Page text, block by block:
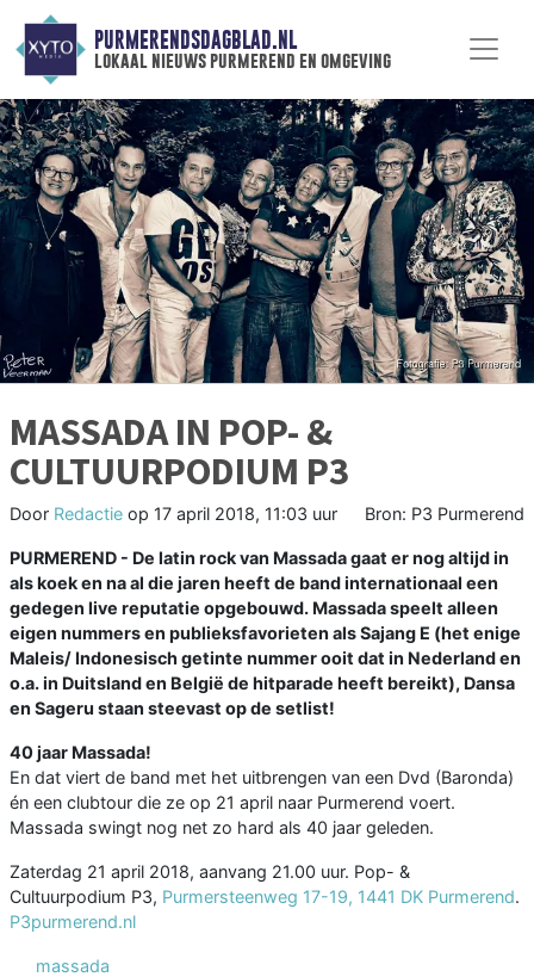
PURMERENDSDAGBLAD.NL
lokaal nieuws purmerend en omgeving
MASSADA IN POP- &
CULTUURPODIUM P3
Door Redactie op 17 april 2018, 11:03 uur Bron: P3 Purmerend
PURMEREND - De latin rock van Massada gaat er nog altijd in
als koek en na al die jaren heeft de band internationaal een
gedegen live reputatie opgebouwd. Massada speelt alleen
eigen nummers en publieksfavorieten als Sajang E (het enige
Maleis/ Indonesisch getinte nummer ooit dat in Nederland en
o.a. in Duitsland en België de hitparade heeft bereikt), Dansa
en Sageru staan steevast op de setlist!
40 jaar Massada!
En dat viert de band met het uitbrengen van een Dvd (Baronda)
én een clubtour die ze op 21 april naar Purmerend voert.
Massada swingt nog net zo hard als 40 jaar geleden.
Zaterdag 21 april 2018, aanvang 21.00 uur. Pop- &
Cultuurpodium P3, Purmersteenweg 17-19, 1441 DK Purmerend.
P3purmerend.nl
massada